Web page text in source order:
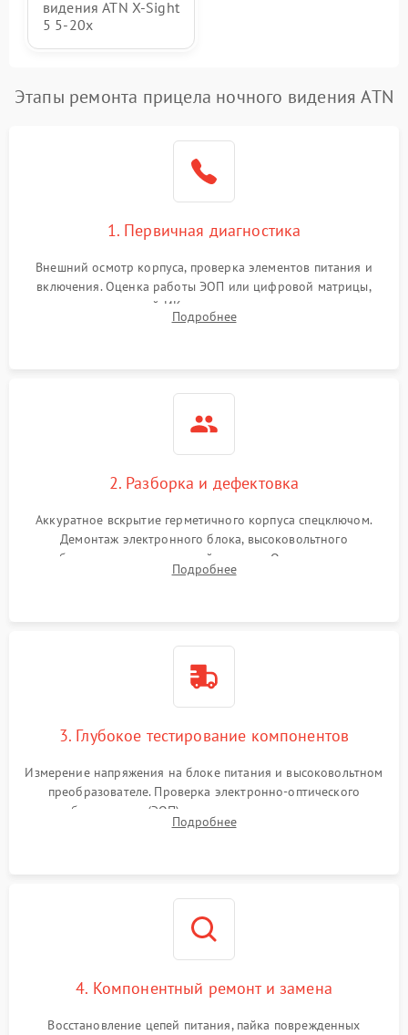
видения ATN X-Sight
5 5-20x
Этапы ремонта прицела ночного видения ATN
1. Первичная диагностика
Внешний осмотр корпуса, проверка элементов питания и
включения. Оценка работы ЭОП или цифровой матрицы,
проверка встроенной ИК-подсветки и механизма выверки
прицельной сетки. Выявление видимых дефектов оптики и
Подробнее
2. Разборка и дефектовка
Аккуратное вскрытие герметичного корпуса спецключом.
Демонтаж электронного блока, высоковольтного
преобразователя и оптической системы. Осмотр контактов
на окисление и проверка целостности уплотнительных
Подробнее
3. Глубокое тестирование компонентов
Измерение напряжения на блоке питания и высоковольтном
преобразователе. Проверка электронно-оптического
преобразователя (ЭОП) на стенде на предмет эмиссии,
шумов и засветок. Диагностика микросхем цифровых
Подробнее
4. Компонентный ремонт и замена
Восстановление цепей питания, пайка поврежденных